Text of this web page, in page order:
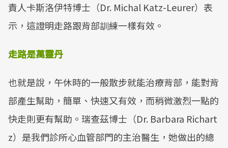
責人卡斯洛伊特博士（Dr. Michal Katz-Leurer）表
示，這證明走路跟背部訓練一樣有效。
走路是萬靈丹
也就是說，午休時的一般散步就能治療背部，能對背
部產生幫助，簡單、快速又有效，而稍微激烈一點的
快走則更有幫助。瑞查茲博士（Dr. Barbara Richart
z）是我們診所心血管部門的主治醫生，她做出的總